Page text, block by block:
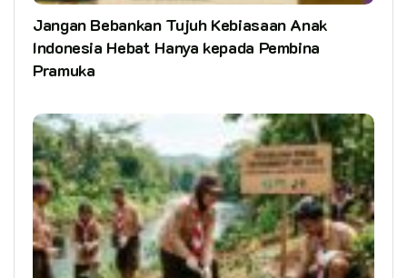
Jangan Bebankan Tujuh Kebiasaan Anak
Indonesia Hebat Hanya kepada Pembina
Pramuka